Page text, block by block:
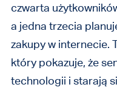
czwarta
a jedna trzecia
zakupy w internecie.
który pokazuje, że
technologii i starają